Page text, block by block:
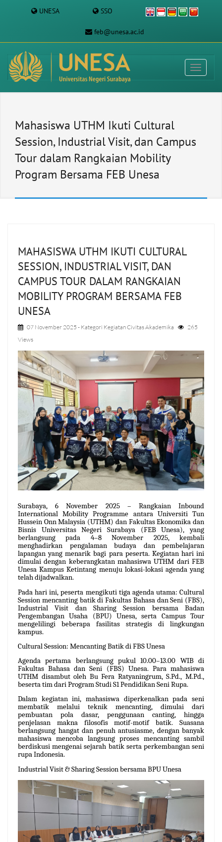
UNESA SSO
feb@unesa.ac.id
Mahasiswa UTHM Ikuti Cultural
Session, Industrial Visit, dan Campus
Tour dalam Rangkaian Mobility
Program Bersama FEB Unesa
MAHASISWA UTHM IKUTI CULTURAL
SESSION, INDUSTRIAL VISIT, DAN
CAMPUS TOUR DALAM RANGKAIAN
MOBILITY PROGRAM BERSAMA FEB
UNESA
07 November 2025 - Kategori Kegiatan Civitas Akademika
265
Views
Surabaya, 6 November 2025 – Rangkaian Inbound
International Mobility Programme antara Universiti Tun
Hussein Onn Malaysia (UTHM) dan Fakultas Ekonomika dan
Bisnis Universitas Negeri Surabaya (FEB Unesa), yang
berlangsung pada 4–8 November 2025, kembali
menghadirkan pengalaman budaya dan pembelajaran
lapangan yang menarik bagi para peserta. Kegiatan hari ini
dimulai dengan keberangkatan mahasiswa UTHM dari FEB
Unesa Kampus Ketintang menuju lokasi-lokasi agenda yang
telah dijadwalkan.
Pada hari ini, peserta mengikuti tiga agenda utama: Cultural
Session mencanting batik di Fakultas Bahasa dan Seni (FBS),
Industrial Visit dan Sharing Session bersama Badan
Pengembangan Usaha (BPU) Unesa, serta Campus Tour
mengelilingi beberapa fasilitas strategis di lingkungan
kampus.
Cultural Session: Mencanting Batik di FBS Unesa
Agenda pertama berlangsung pukul 10.00–13.00 WIB di
Fakultas Bahasa dan Seni (FBS) Unesa. Para mahasiswa
UTHM disambut oleh Bu Fera Ratyaningrum, S.Pd., M.Pd.,
beserta tim dari Program Studi S1 Pendidikan Seni Rupa.
Dalam kegiatan ini, mahasiswa diperkenalkan pada seni
membatik melalui teknik mencanting, dimulai dari
pembuatan pola dasar, penggunaan canting, hingga
penjelasan makna filosofis motif-motif batik. Suasana
berlangsung hangat dan penuh antusiasme, dengan banyak
mahasiswa mencoba langsung proses mencanting sambil
berdiskusi mengenai sejarah batik serta perkembangan seni
rupa Indonesia.
Industrial Visit & Sharing Session bersama BPU Unesa